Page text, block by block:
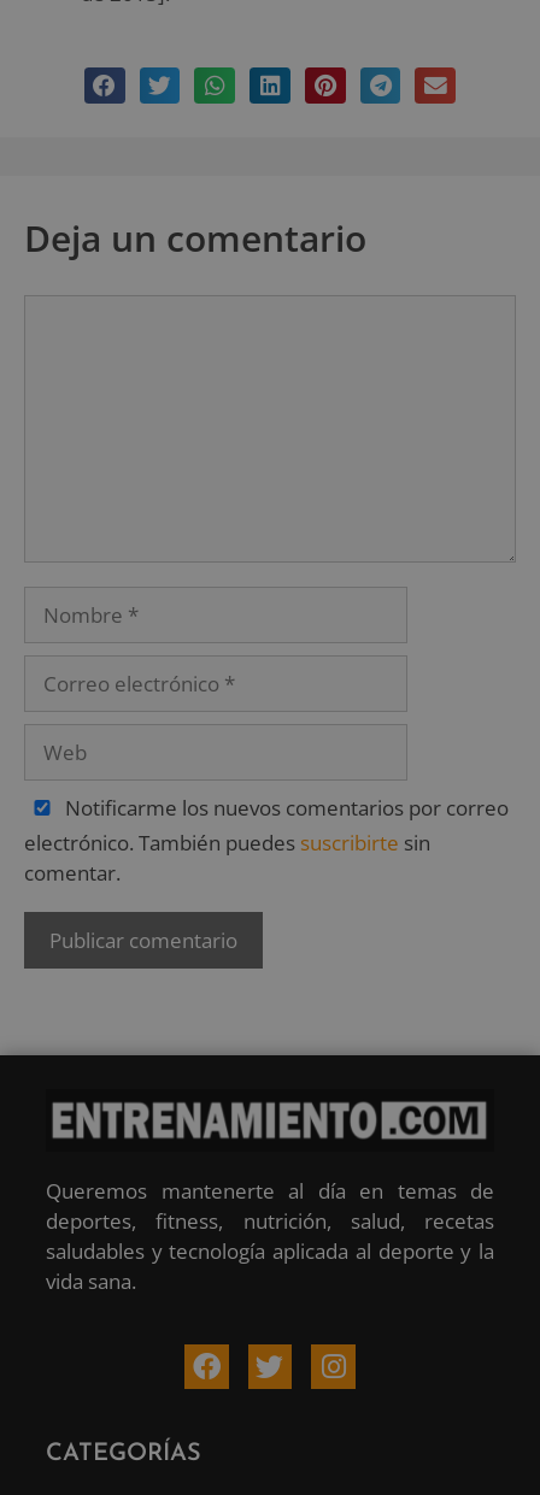
Deja un comentario
Notificarme los nuevos comentarios por correo
electrónico. También puedes suscribirte sin
comentar.
Queremos mantenerte al día en temas de
deportes, fitness, nutrición, salud, recetas
saludables y tecnología aplicada al deporte y la
vida sana.
CATEGORÍAS